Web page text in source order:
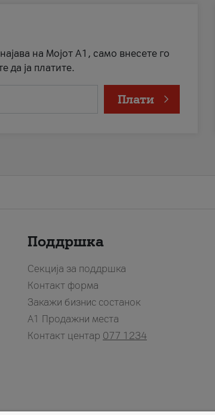
на Мојот А1, само внесете го
да ја платите.
Плати
Поддршка
Секција за поддршка
Контакт форма
Закажи бизнис состанок
A1 Продажни места
Контакт центар 077 1234